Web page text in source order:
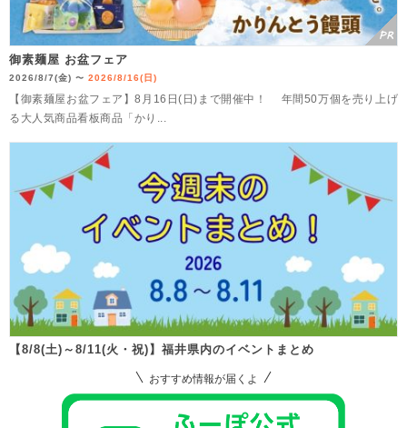
御素麺屋 お盆フェア
2026/8/7(金) 〜 2026/8/16(日)
【御素麺屋お盆フェア】8月16日(日)まで開催中！ 年間50万個を売り上げ
る大人気商品看板商品「かり...
【8/8(土)～8/11(火・祝)】福井県内のイベントまとめ
おすすめ情報が届くよ